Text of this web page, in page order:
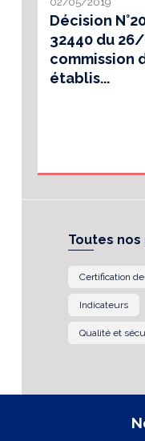
Décision
32440 du
commission
établis...
Toutes
Certification
Indicateurs
Qualité et